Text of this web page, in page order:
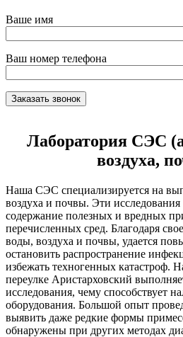
Ваше имя
Ваш номер телефона
Лаборатория СЭС
воздуха,
Наша СЭС специализируется на
воздуха и почвы. Эти
содержание полезных и вредных
перечисленных сред. Благодаря
воды, воздуха и почвы, удается
остановить распространение
избежать техногенных катастроф.
переулке Аристарховский
исследования, чему способствует
оборудования. Большой опыт
выявить даже редкие формы
обнаружены при других методах